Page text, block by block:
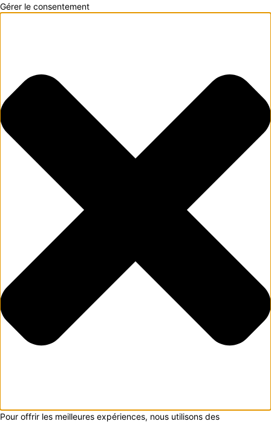
Gérer le consentement
Pour offrir les meilleures expériences, nous utilisons des